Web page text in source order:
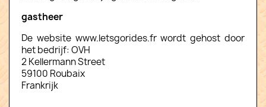
gastheer
De website www.letsgorides.fr wordt gehost door
het bedrijf: OVH
2 Kellermann Street
59100 Roubaix
Frankrijk